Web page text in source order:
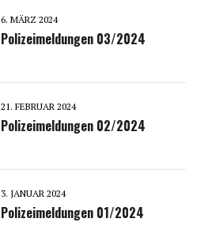
6. MÄRZ 2024
Polizeimeldungen 03/2024
21. FEBRUAR 2024
Polizeimeldungen 02/2024
3. JANUAR 2024
Polizeimeldungen 01/2024